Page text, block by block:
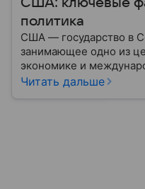
политика
США — государство в
занимающее одно из
экономике и
материале — основные
Читать дальше